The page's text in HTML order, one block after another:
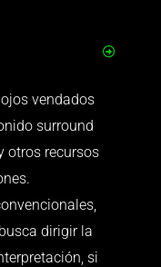
vendados
surround
otros recursos
.
dirigir la
si